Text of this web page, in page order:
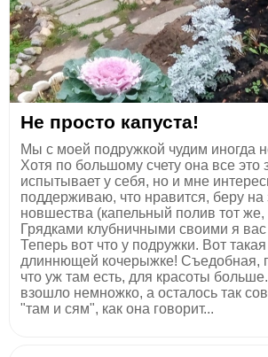
Не просто капуста!
Мы с моей подружкой чудим иногда
Хотя по большому счету она все это
испытывает у себя, но и мне
поддерживаю, что нравится, беру на
новшества (капельный полив тот
Грядками клубничными своими я
Теперь вот что у подружки. Вот
длиннющей кочерыжке! Съедобная,
что уж там есть, для красоты
взошло немножко, а осталось так
"там и сям", как она говорит...